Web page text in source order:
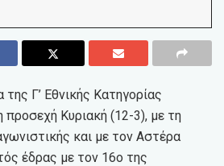
Γ’ Εθνικής Κατηγορίας
προσεχή Κυριακή (12-3), με τη
και με τον Αστέρα
έδρας με τον 16ο της